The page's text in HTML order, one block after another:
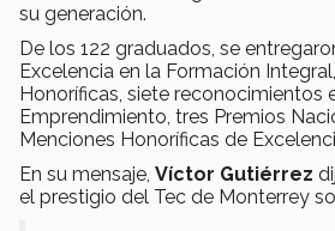
su generación.
De los 122 graduados, se
Excelencia en la Formación
Honoríficas, siete reconocimientos
Emprendimiento, tres Premios
Menciones Honoríficas de
En su mensaje, Víctor Gutiérrez
el prestigio del Tec de Monterrey